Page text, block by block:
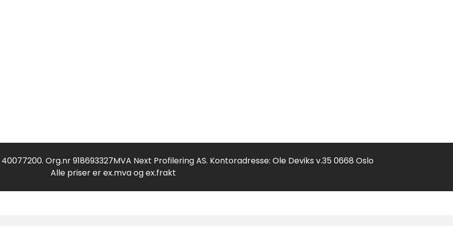
Org.nr 918693327MVA Next Profilering AS. Kontoradresse: Ole Deviks v.35 0668 Oslo
Alle priser er ex.mva og ex.frakt